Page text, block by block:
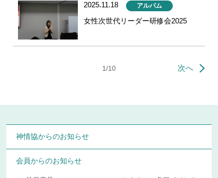
2025.11.18 アルバム
女性次世代リーダー研修会2025
1/10 次へ
神情協からのお知らせ
会員からのお知らせ